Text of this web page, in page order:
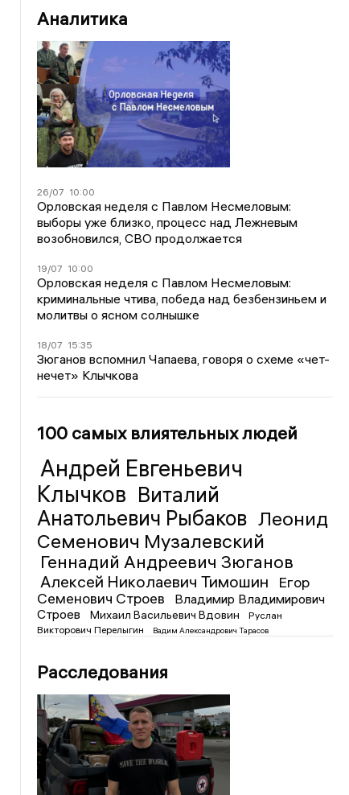
Аналитика
26/07 10:00
Орловская неделя с Павлом Несмеловым:
выборы уже близко, процесс над Лежневым
возобновился, СВО продолжается
19/07 10:00
Орловская неделя с Павлом Несмеловым:
криминальные чтива, победа над безбензиньем и
молитвы о ясном солнышке
18/07 15:35
Зюганов вспомнил Чапаева, говоря о схеме «чет-
нечет» Клычкова
100 самых влиятельных людей
Андрей Евгеньевич
Клычков Виталий
Анатольевич Рыбаков Леонид
Семенович Музалевский
Геннадий Андреевич Зюганов
Алексей Николаевич Тимошин
Егор
Семенович Строев
Владимир Владимирович
Строев
Михаил Васильевич Вдовин
Руслан
Викторович Перелыгин
Вадим Александрович Тарасов
Расследования